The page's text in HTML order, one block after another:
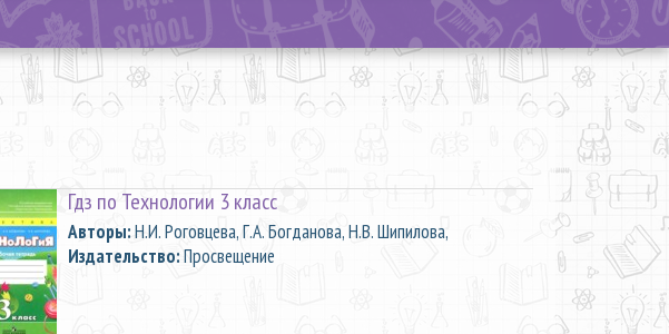
Гдз по Технологии 3 класс
Aвторы:Н.И. Роговцева, Г.А. Богданова, Н.В. Шипилова,
Издательство:Просвещение